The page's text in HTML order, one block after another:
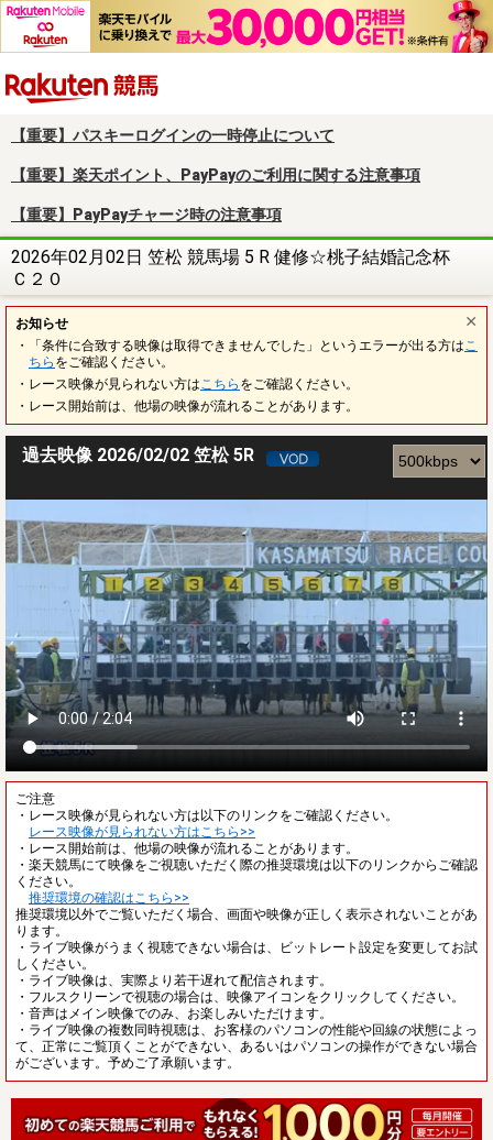
【重要】パスキーログインの一時停止について
【重要】楽天ポイント、PayPayのご利用に関する注意事項
【重要】PayPayチャージ時の注意事項
2026年02月02日 笠松 競馬場 5 R 健修☆桃子結婚記念杯
Ｃ２０
お知らせ
・「条件に合致する映像は取得できませんでした」というエラーが出る方は こ
ちら をご確認ください。
・レース映像が見られない方は こちら をご確認ください。
・レース開始前は、他場の映像が流れることがあります。
過去映像 2026/02/02 笠松 5R
ご注意
・レース映像が見られない方は以下のリンクをご確認ください。
レース映像が見られない方はこちら>>
・レース開始前は、他場の映像が流れることがあります。
・楽天競馬にて映像をご視聴いただく際の推奨環境は以下のリンクからご確認
ください。
推奨環境の確認はこちら>>
推奨環境以外でご覧いただく場合、画面や映像が正しく表示されないことがあ
ります。
・ライブ映像がうまく視聴できない場合は、ビットレート設定を変更してお試
しください。
・ライブ映像は、実際より若干遅れて配信されます。
・フルスクリーンで視聴の場合は、映像アイコンをクリックしてください。
・音声はメイン映像でのみ、お楽しみいただけます。
・ライブ映像の複数同時視聴は、お客様のパソコンの性能や回線の状態によっ
て、正常にご覧頂くことができない、あるいはパソコンの操作ができない場合
がございます。予めご了承願います。